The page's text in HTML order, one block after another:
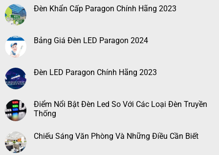
Đèn Khẩn Cấp Paragon Chính Hãng 2023
Bảng Giá Đèn LED Paragon 2024
Đèn LED Paragon Chính Hãng 2023
Điểm Nổi Bật Đèn Led So Với Các Loại Đèn Truyền
Thống
Chiếu Sáng Văn Phòng Và Những Điều Cần Biết